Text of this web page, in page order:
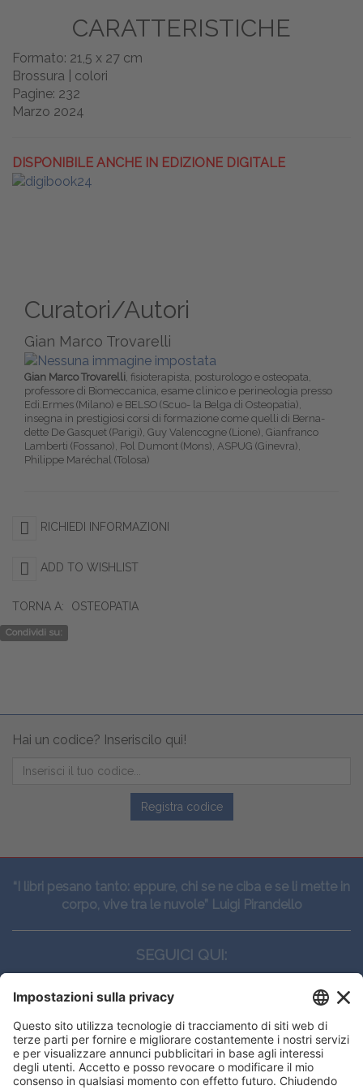
CARATTERISTICHE
Formato: 21,5 x 27 cm
Brossura | colori
Pagine: 232
Marzo 2024
DISPONIBILE ANCHE IN EDIZIONE DIGITALE
Curatori/Autori
Gian Marco Trovarelli
Gian Marco Trovarelli , fisioterapista, posturologo e osteopata,
professore di Biomeccanica, esame clinico e perineologia presso
Edi.Ermes (Milano) e BELSO (Scuo- la Belga di Osteopatia),
insegna in prestigiosi corsi di formazione come quelli di Berna-
dette De Gasquet (Parigi), Guy Valencogne (Lione), Gianfranco
Lamberti (Fossano), Pol Dumont (Mons), ASPUG (Ginevra),
Philippe Maréchal (Tolosa)
RICHIEDI INFORMAZIONI
ADD TO WISHLIST
TORNA A: OSTEOPATIA
Condividi su:
Hai un codice? Inseriscilo qui!
Registra codice
“I libri pesano tanto: eppure, chi se ne ciba e se li mette in
corpo, vive tra le nuvole” Luigi Pirandello
SEGUICI QUI:
CONTATTI
Edi.Ermes srl